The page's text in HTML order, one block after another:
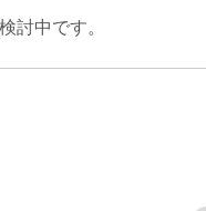
討中です。